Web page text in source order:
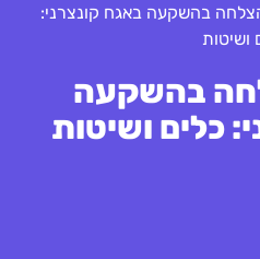
בהשקעה באגח קונצרני:
ושיטות
בהשקעה
כלים ושיטות